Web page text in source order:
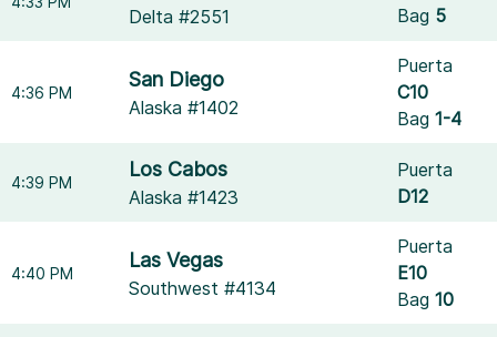
Delta #2551 Bag 5
4:36 PM
San Diego
Alaska #1402
Puerta
C10
Bag1-4
4:39 PM
Los Cabos
Alaska #1423
Puerta
D12
4:40 PM
Las Vegas
Southwest #4134
Puerta
E10
Bag10